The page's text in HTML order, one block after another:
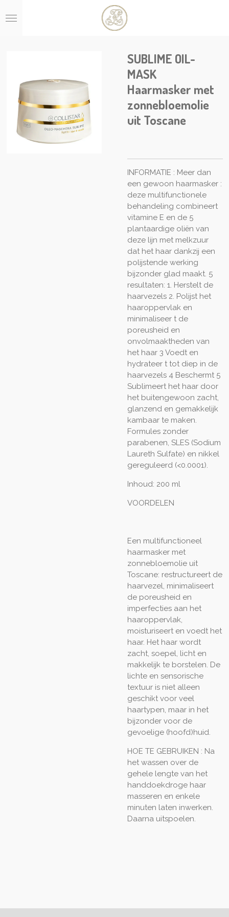
direct
SUBLIME OIL-
MASK
Haarmasker met
zonnebloemolie
uit Toscane
INFORMATIE : Meer dan
een gewoon haarmasker :
deze multifunctionele
behandeling combineert
vitamine E en de 5
plantaardige oliën van
deze lijn met melkzuur
dat het haar dankzij een
polijstende werking
bijzonder glad maakt. 5
resultaten: 1. Herstelt de
haarvezels 2. Polijst het
haaroppervlak en
minimaliseer t de
poreusheid en
onvolmaaktheden van
het haar 3 Voedt en
hydrateer t tot diep in de
haarvezels 4 Beschermt 5
Sublimeert het haar door
het buitengewoon zacht,
glanzend en gemakkelijk
kambaar te maken.
Formules zonder
parabenen, SLES (Sodium
Laureth Sulfate) en nikkel
gereguleerd (<0.0001).
Inhoud: 200 ml
VOORDELEN
Een multifunctioneel
haarmasker met
zonnebloemolie uit
Toscane: restructureert de
haarvezel, minimaliseert
de poreusheid en
imperfecties aan het
haaroppervlak,
moisturiseert en voedt het
haar. Het haar wordt
zacht, soepel, licht en
makkelijk te borstelen. De
lichte en sensorische
textuur is niet alleen
geschikt voor veel
haartypen, maar in het
bijzonder voor de
gevoelige (hoofd)huid.
HOE TE GEBRUIKEN : Na
het wassen over de
gehele lengte van het
handdoekdroge haar
masseren en enkele
minuten laten inwerken.
Daarna uitspoelen.